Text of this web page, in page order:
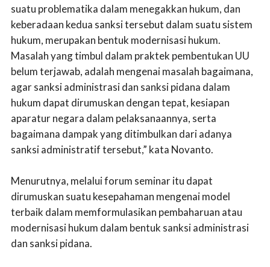
suatu problematika dalam menegakkan hukum, dan
keberadaan kedua sanksi tersebut dalam suatu sistem
hukum, merupakan bentuk modernisasi hukum.
Masalah yang timbul dalam praktek pembentukan UU
belum terjawab, adalah mengenai masalah bagaimana,
agar sanksi administrasi dan sanksi pidana dalam
hukum dapat dirumuskan dengan tepat, kesiapan
aparatur negara dalam pelaksanaannya, serta
bagaimana dampak yang ditimbulkan dari adanya
sanksi administratif tersebut,” kata Novanto.
Menurutnya, melalui forum seminar itu dapat
dirumuskan suatu kesepahaman mengenai model
terbaik dalam memformulasikan pembaharuan atau
modernisasi hukum dalam bentuk sanksi administrasi
dan sanksi pidana.